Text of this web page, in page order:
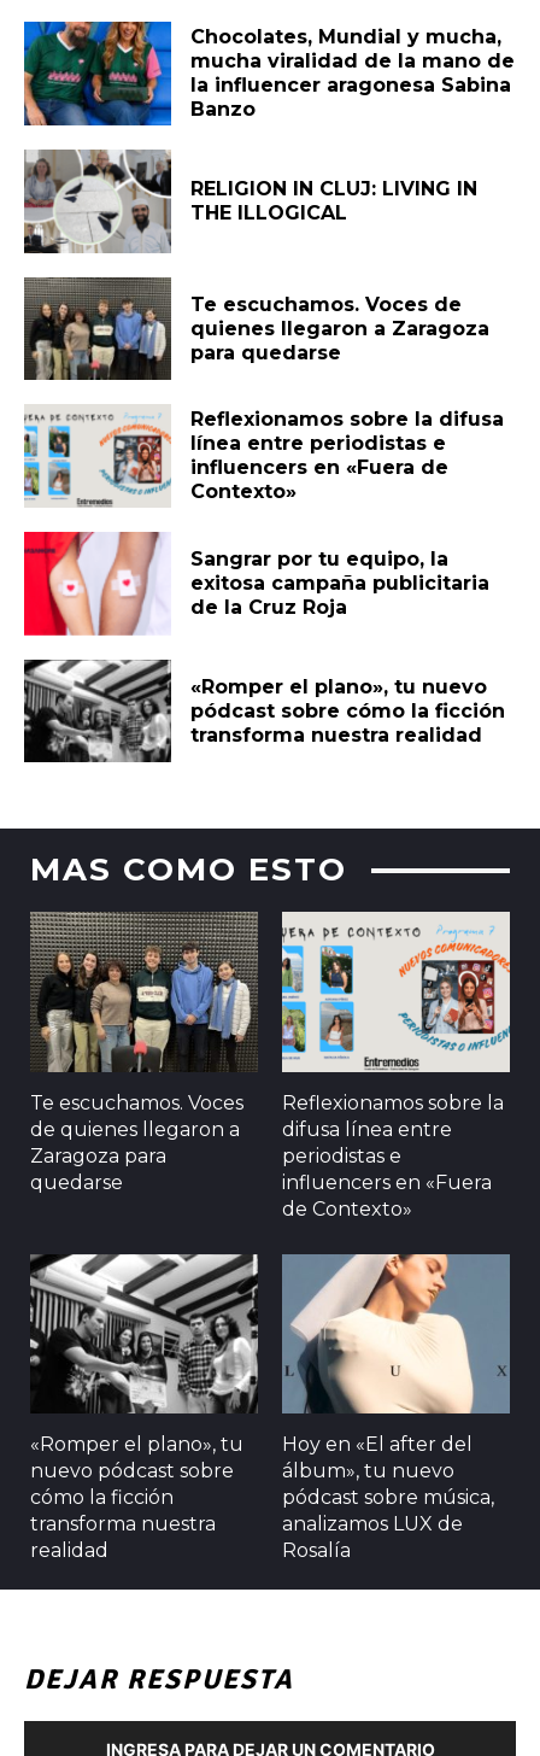
Chocolates, Mundial y mucha,
mucha viralidad de la mano de
la influencer aragonesa Sabina
Banzo
RELIGION IN CLUJ: LIVING IN
THE ILLOGICAL
Te escuchamos. Voces de
quienes llegaron a Zaragoza
para quedarse
Reflexionamos sobre la difusa
línea entre periodistas e
influencers en «Fuera de
Contexto»
Sangrar por tu equipo, la
exitosa campaña publicitaria
de la Cruz Roja
«Romper el plano», tu nuevo
pódcast sobre cómo la ficción
transforma nuestra realidad
MAS COMO ESTO
Te escuchamos. Voces
de quienes llegaron a
Zaragoza para
quedarse
Reflexionamos sobre la
difusa línea entre
periodistas e
influencers en «Fuera
de Contexto»
«Romper el plano», tu
nuevo pódcast sobre
cómo la ficción
transforma nuestra
realidad
Hoy en «El after del
álbum», tu nuevo
pódcast sobre música,
analizamos LUX de
Rosalía
DEJAR RESPUESTA
INGRESA PARA DEJAR UN COMENTARIO